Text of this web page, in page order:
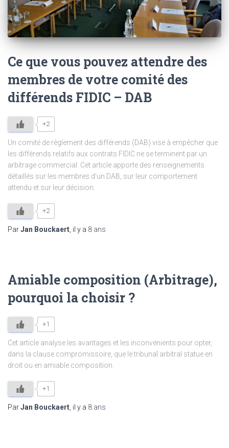
Ce que vous pouvez attendre des
membres de votre comité des
différends FIDIC – DAB
+2
Un comité de règlement des différends (DAB) vise à empêcher que
les différends relatifs aux contrats FIDIC ne se terminent par un
arbitrage commercial. Cet article apporte des renseignements
détaillés sur les membres d’un DAB, sur leur comportement
attendu et sur leur décision.
+2
ParJan Bouckaert , il y a 8 ans
Amiable composition (Arbitrage),
pourquoi la choisir ?
+1
Cet article analyse les avantages et les inconvénients pour opter,
dans la clause compromissoire, que le tribunal arbitral statue en
droit ou en amiable composition.
+1
ParJan Bouckaert , il y a 8 ans